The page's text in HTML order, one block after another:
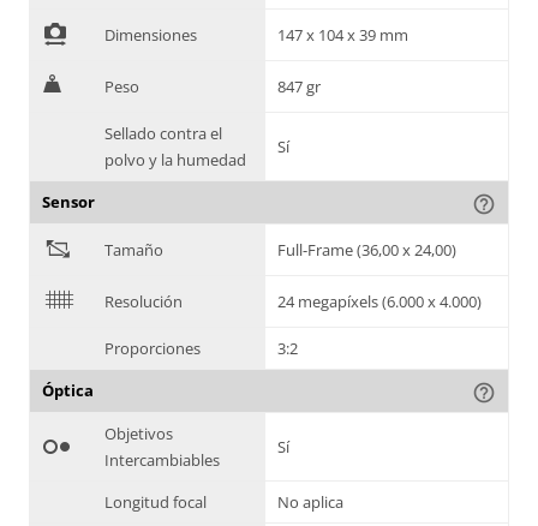
! Dimensiones 147 x 104 x 39 mm
H Peso 847 gr
Sellado contra el
polvo y la humedad
Sí
Sensor help_outline
" Tamaño Full-Frame (36,00 x 24,00)
$ Resolución 24 megapíxels (6.000 x 4.000)
Proporciones
3:2
Óptica
help_outline
hdr_weak
Objetivos
Intercambiables
Sí
Longitud focal
No aplica